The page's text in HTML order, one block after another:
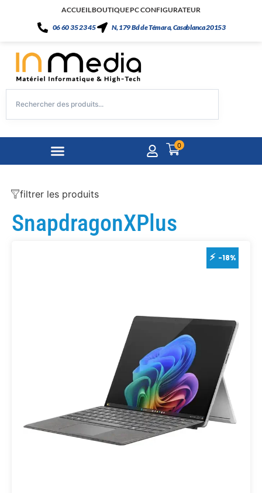
ACCUEILBOUTIQUEPC CONFIGURATEUR
06 60 35 23 45
N, 179 Bd de Témara, Casablanca 20153
0
filtrer les produits
SnapdragonXPlus
-18%